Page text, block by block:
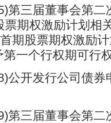
第三届董事会第二
票期权激励计划相
期股票期权激励
一个行权期可行
公开发行公司债券
第三届董事会第二